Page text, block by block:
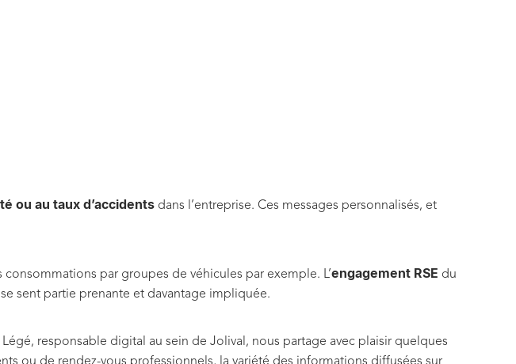
ou au taux d’accidents dans l’entreprise. Ces messages personnalisés, et
par groupes de véhicules par exemple. L’engagement RSE du
sent partie prenante et davantage impliquée.
responsable digital au sein de Jolival, nous partage avec plaisir quelques